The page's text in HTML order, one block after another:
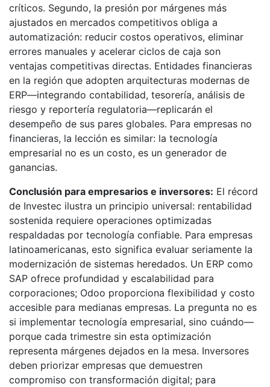
críticos. Segundo, la presión por márgenes más
ajustados en mercados competitivos obliga a
automatización: reducir costos operativos, eliminar
errores manuales y acelerar ciclos de caja son
ventajas competitivas directas. Entidades financieras
en la región que adopten arquitecturas modernas de
ERP—integrando contabilidad, tesorería, análisis de
riesgo y reportería regulatoria—replicarán el
desempeño de sus pares globales. Para empresas no
financieras, la lección es similar: la tecnología
empresarial no es un costo, es un generador de
ganancias.
Conclusión para empresarios e inversores: El récord
de Investec ilustra un principio universal: rentabilidad
sostenida requiere operaciones optimizadas
respaldadas por tecnología confiable. Para empresas
latinoamericanas, esto significa evaluar seriamente la
modernización de sistemas heredados. Un ERP como
SAP ofrece profundidad y escalabilidad para
corporaciones; Odoo proporciona flexibilidad y costo
accesible para medianas empresas. La pregunta no es
si implementar tecnología empresarial, sino cuándo—
porque cada trimestre sin esta optimización
representa márgenes dejados en la mesa. Inversores
deben priorizar empresas que demuestren
compromiso con transformación digital; para